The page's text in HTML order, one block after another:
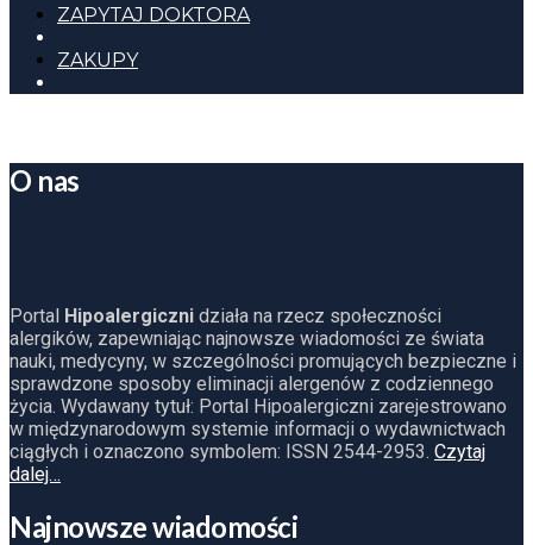
ZAPYTAJ DOKTORA
ZAKUPY
O nas
Portal Hipoalergiczni działa na rzecz społeczności
alergików, zapewniając najnowsze wiadomości ze świata
nauki, medycyny, w szczególności promujących bezpieczne i
sprawdzone sposoby eliminacji alergenów z codziennego
życia. Wydawany tytuł: Portal Hipoalergiczni zarejestrowano
w międzynarodowym systemie informacji o wydawnictwach
ciągłych i oznaczono symbolem: ISSN 2544-2953. Czytaj
dalej…
Najnowsze wiadomości